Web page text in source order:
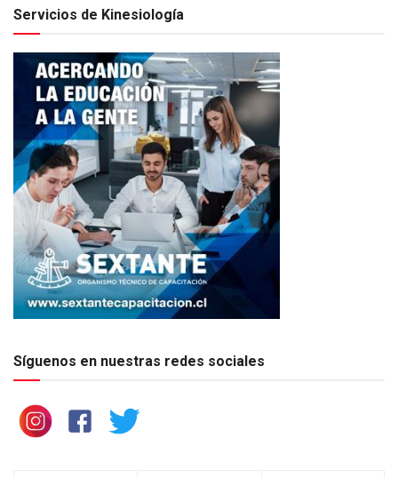
Servicios de Kinesiología
Síguenos en nuestras redes sociales